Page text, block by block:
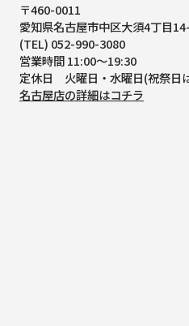
〒460-0011
愛知県名古屋市中区大須4丁目
(TEL) 052-990-3080
営業時間 11:00～19:30
定休日 火曜日・水曜日(祝祭日
名古屋店の詳細はコチラ